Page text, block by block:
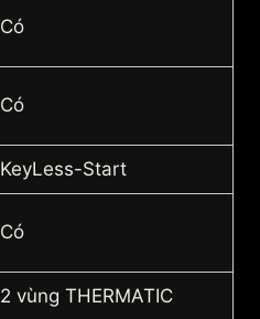
Có
Có
KeyLess-Start
Có
2 vùng THERMATIC